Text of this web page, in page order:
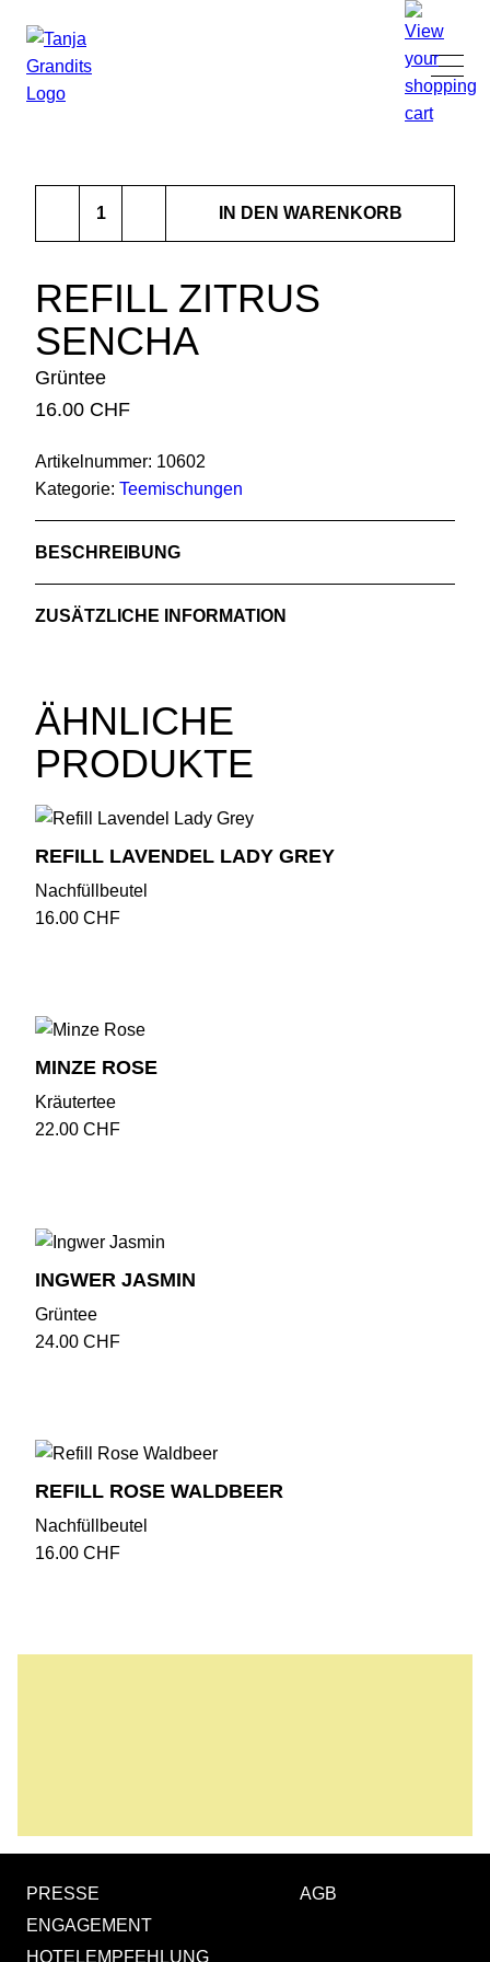
RESTAURANT STUCKI
KONTAKT
ONLINESHOP
DE|EN
IN DEN WARENKORB
REFILL ZITRUS
SENCHA
Grüntee
16.00 CHF
Artikelnummer: 10602
Kategorie: Tee­mischungen
BESCHREIBUNG
Zimt, Orangenschale, Orangenblüten, Zitronengras,
Inhalt: 120 g
Kühl und trocken aufbewahren
ZUSÄTZLICHE INFORMATION
ÄHNLICHE
PRODUKTE
REFILL LAVENDEL LADY GREY
Nachfüllbeutel
16.00 CHF
MINZE ROSE
Kräutertee
22.00 CHF
INGWER JASMIN
Grüntee
24.00 CHF
REFILL ROSE WALDBEER
Nachfüllbeutel
16.00 CHF
PRESSE
ENGAGEMENT
HOTELEMPFEHLUNG
AGB